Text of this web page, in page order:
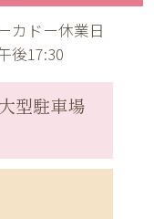
カドー休業日
後17:30
大型駐車場